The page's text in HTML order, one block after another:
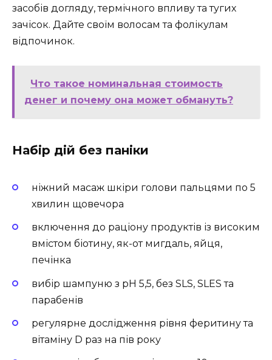
засобів догляду, термічного впливу та тугих
зачісок. Дайте своїм волосам та фолікулам
відпочинок.
Что такое номинальная стоимость
денег и почему она может обмануть?
Набір дій без паніки
ніжний масаж шкіри голови пальцями по 5
хвилин щовечора
включення до раціону продуктів із високим
вмістом біотину, як-от мигдаль, яйця,
печінка
вибір шампуню з pH 5,5, без SLS, SLES та
парабенів
регулярне дослідження рівня феритину та
вітаміну D раз на пів року